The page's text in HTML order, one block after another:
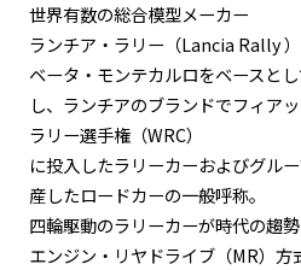
世界有数の総合模型メーカー
ランチア・ラリー（Lancia Rally ）
ベータ・モンテカルロをベースと
し、ランチアのブランドでフィア
ラリー選手権（WRC）
に投入したラリーカーおよびグル
産したロードカーの一般呼称。
四輪駆動のラリーカーが時代の趨
エンジン・リヤドライブ（MR）